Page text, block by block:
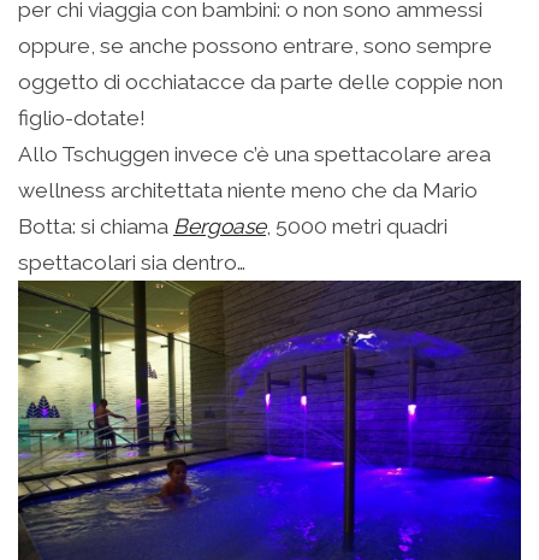
per chi viaggia con bambini: o non sono ammessi
oppure, se anche possono entrare, sono sempre
oggetto di occhiatacce da parte delle coppie non
figlio-dotate!
Allo Tschuggen invece c’è una spettacolare area
wellness architettata niente meno che da Mario
Botta: si chiama Bergoase, 5000 metri quadri
spettacolari sia dentro…